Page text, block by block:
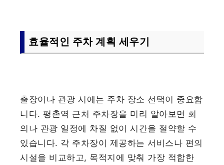
효율적인 주차 계획 세우기
출장이나 관광 시에는 주차 장소 선택이 중요합
니다. 평촌역 근처 주차장을 미리 알아보면 회
의나 관광 일정에 차질 없이 시간을 절약할 수
있습니다. 각 주차장이 제공하는 서비스나 편의
시설을 비교하고, 목적지에 맞춰 가장 적합한